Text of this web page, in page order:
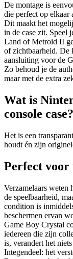
De montage is
die perfect op elkaar
Dit maakt het
in de case zit. Speel
Land of Metroid II
of zichtbaarheid. De
aansluiting voor de
Zo behoud je de
maar met de extra
Wat is
console case?
Het is een
houdt én zijn
Perfect voor
Verzamelaars weten
de speelbaarheid,
condition is
beschermen ervan
Game Boy Crystal
iedereen die zijn
is, verandert het
Integendeel: het